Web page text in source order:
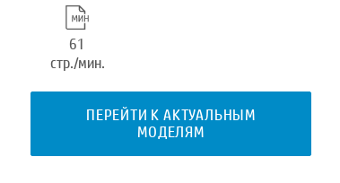
61
стр./мин.
ПЕРЕЙТИ К АКТУАЛЬНЫМ
МОДЕЛЯМ